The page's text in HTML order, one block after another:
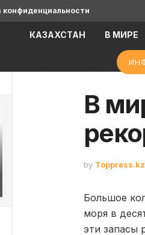
конфиденциальности
КАЗАХСТАН В МИРЕ
В
by Toppress.kz
Большое
моря в
эти запасы